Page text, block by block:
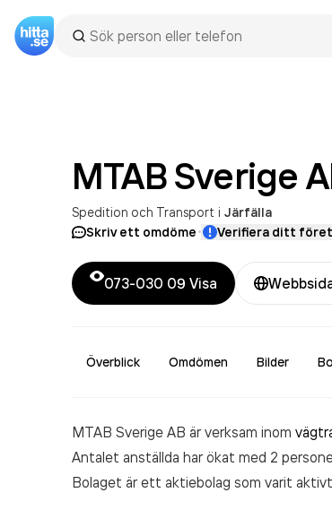
MTAB Sverige
Spedition och Transport i Järfälla
Skriv ett omdöme· Verifiera ditt
073-030 09 Visa
Överblick Omdömen Bilder
MTAB Sverige AB är verksam inom
Antalet anställda har ökat med 2
Bolaget är ett aktiebolag som varit